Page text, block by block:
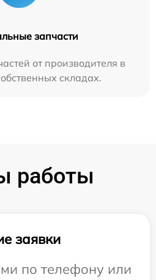
запчасти
от производителя в
складах.
работы
заявки
по телефону или